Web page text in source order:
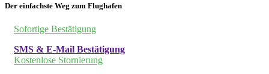
Der einfachste Weg zum Flughafen
Sofortige Bestätigung
SMS & E-Mail Bestätigung
Kostenlose Stornierung